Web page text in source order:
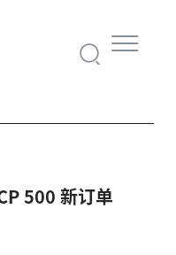
500 新订单